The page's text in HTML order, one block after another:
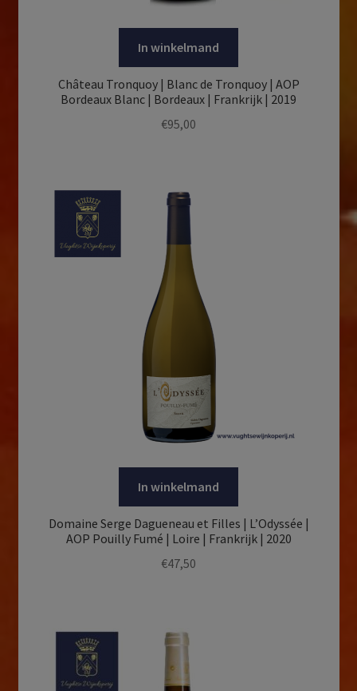
In winkelmand
Château Tronquoy | Blanc de Tronquoy | AOP
Bordeaux Blanc | Bordeaux | Frankrijk | 2019
€95,00
In winkelmand
Domaine Serge Dagueneau et Filles | L’Odyssée |
AOP Pouilly Fumé | Loire | Frankrijk | 2020
€47,50